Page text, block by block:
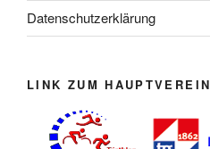
Datenschutzerklärung
LINK ZUM HAUPTVEREIN